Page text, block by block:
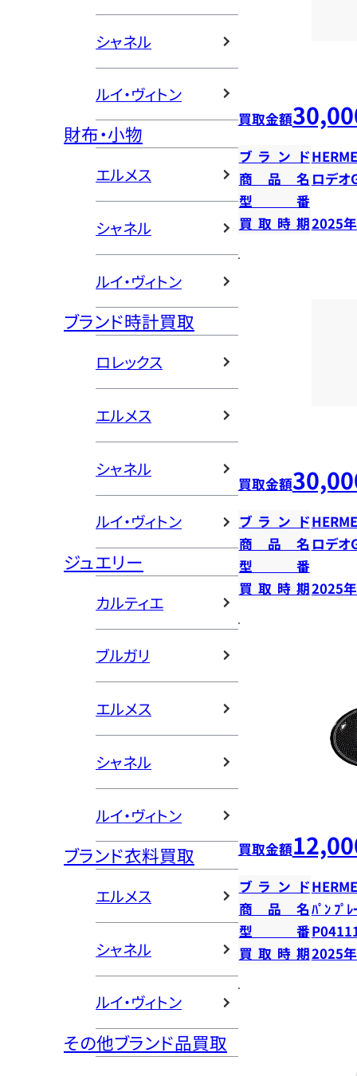
シャネル
ルイ・ヴィトン
財布・小物
エルメス
シャネル
ルイ・ヴィトン
ブランド時計買取
ロレックス
エルメス
シャネル
ルイ・ヴィトン
ジュエリー
カルティエ
ブルガリ
エルメス
シャネル
ルイ・ヴィトン
ブランド衣料買取
エルメス
シャネル
ルイ・ヴィトン
その他ブランド品買取
買取金額
ブランド
商品名 ロデオ
型番
買取時期2025
買取金額
ブランド
商品名 ロデオ
型番
買取時期2025
買取金額
ブランド
商品名ﾊﾟﾝ ﾌﾟﾚ
型番
買取時期2025